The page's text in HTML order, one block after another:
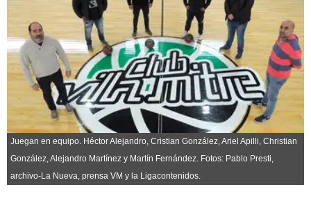
Tecnología
Turismo
Salud
Es viral
El tiempo
Cartón Lleno
Fúnebres
Clasificados
Horóscopo
Suplementos
Juegan en equipo. Héctor Alejandro, Cristian González, Ariel Apilli, Christian
González, Alejandro Martínez y Martín Fernández. Fotos: Pablo Presti,
archivo-La Nueva, prensa VM y la Ligacontenidos.